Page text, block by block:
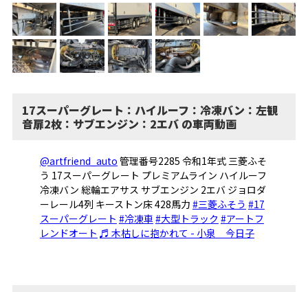
17スーパーグレート：ハイルーフ：冷凍バン：左観
音扉2枚：サブエンジン：2エバ の車両動画
@artfriend_auto 管理番号2285 令和1年式 三菱ふそ
う 17スーパーグレート プレミアムライン ハイルーフ
冷凍バン 総輪エアサス サブエンジン 2エバ ジョロダ
ーレール4列 キーストン床 428馬力 #三菱ふそう #17
スーパーグレート #冷凍車 #大型トラック #アートフ
レンドオート ♬ 木枯しに抱かれて - 小泉 今日子